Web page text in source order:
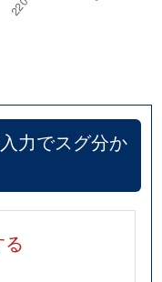
力でスグ分か